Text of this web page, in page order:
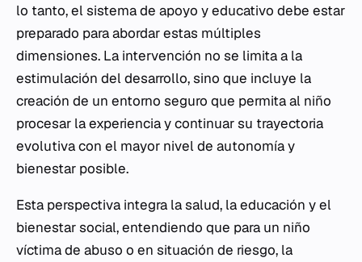
lo tanto, el sistema de apoyo y educativo debe estar
preparado para abordar estas múltiples
dimensiones. La intervención no se limita a la
estimulación del desarrollo, sino que incluye la
creación de un entorno seguro que permita al niño
procesar la experiencia y continuar su trayectoria
evolutiva con el mayor nivel de autonomía y
bienestar posible.
Esta perspectiva integra la salud, la educación y el
bienestar social, entendiendo que para un niño
víctima de abuso o en situación de riesgo, la